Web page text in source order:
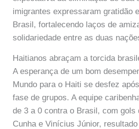
imigrantes expressaram gratidão
Brasil, fortalecendo laços de
solidariedade entre as duas
Haitianos abraçam a torcida
A esperança de um bom
Mundo para o Haiti se desfez
fase de grupos. A equipe
de 3 a 0 contra o Brasil, com gols
Cunha e Vinícius Júnior,